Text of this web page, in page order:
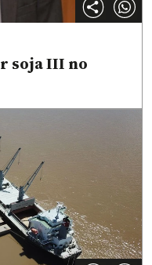
soja III no